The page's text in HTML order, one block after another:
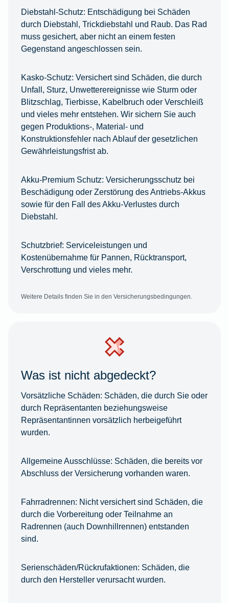
Diebstahl-Schutz: Entschädigung bei Schäden
durch Diebstahl, Trickdiebstahl und Raub. Das Rad
muss gesichert, aber nicht an einem festen
Gegenstand angeschlossen sein.
Kasko-Schutz: Versichert sind Schäden, die durch
Unfall, Sturz, Unwetterereignisse wie Sturm oder
Blitzschlag, Tierbisse, Kabelbruch oder Verschleiß
und vieles mehr entstehen. Wir sichern Sie auch
gegen Produktions-, Material- und
Konstruktionsfehler nach Ablauf der gesetzlichen
Gewährleistungsfrist ab.
Akku-Premium Schutz: Versicherungsschutz bei
Beschädigung oder Zerstörung des Antriebs-Akkus
sowie für den Fall des Akku-Verlustes durch
Diebstahl.
Schutzbrief: Serviceleistungen und
Kostenübernahme für Pannen, Rücktransport,
Verschrottung und vieles mehr.
Weitere Details finden Sie in den Versicherungsbedingungen.
Was ist nicht abgedeckt?
Vorsätzliche Schäden: Schäden, die durch Sie oder
durch Repräsentanten beziehungsweise
Repräsentantinnen vorsätzlich herbeigeführt
wurden.
Allgemeine Ausschlüsse: Schäden, die bereits vor
Abschluss der Versicherung vorhanden waren.
Fahrradrennen: Nicht versichert sind Schäden, die
durch die Vorbereitung oder Teilnahme an
Radrennen (auch Downhillrennen) entstanden
sind.
Serienschäden/Rückrufaktionen: Schäden, die
durch den Hersteller verursacht wurden.